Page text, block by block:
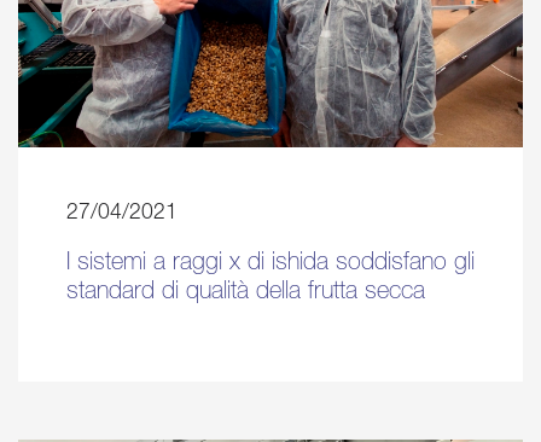
27/04/2021
I sistemi a raggi x di ishida soddisfano gli
standard di qualità della frutta secca